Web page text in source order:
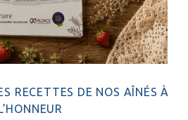
RECETTES DE NOS AÎNÉS À